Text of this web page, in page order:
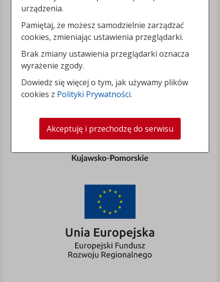
urządzenia.
Pamiętaj, że możesz samodzielnie zarządzać
cookies, zmieniając ustawienia przeglądarki.
Brak zmiany ustawienia przeglądarki oznacza
wyrażenie zgody.
Dowiedz się więcej o tym, jak używamy plików
cookies z Polityki Prywatności.
Akceptuję i przechodzę do serwisu